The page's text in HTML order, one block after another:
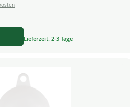
Lieferzeit: 2-3 Tage